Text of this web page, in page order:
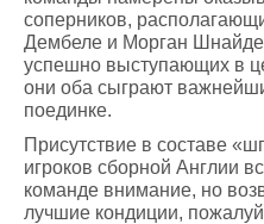
соперников,
Дембеле и Морган
успешно выступающих в
они оба сыграют
поединке.
Присутствие в составе
игроков сборной Англии
команде внимание, но
лучшие кондиции,